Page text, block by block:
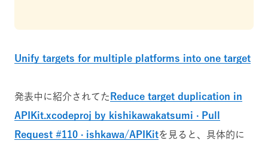
Unify targets for multiple platforms into one target
発表中に紹介されてた Reduce target duplication in
APIKit.xcodeproj by kishikawakatsumi · Pull
Request #110 · ishkawa/APIKitを見ると、具体的に